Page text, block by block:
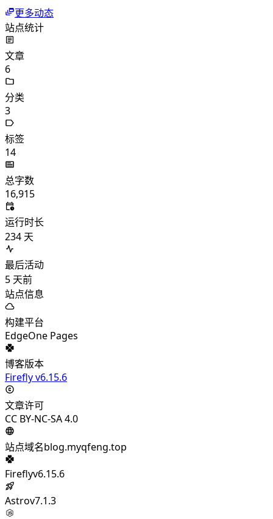
更多动态
站点统计
文章
6
分类
3
标签
14
总字数
16,915
运行时长
234 天
最后活动
5 天前
站点信息
构建平台
EdgeOne Pages
博客版本
Firefly v6.15.6
文章许可
CC BY-NC-SA 4.0
站点域名blog.myqfeng.top
Fireflyv6.15.6
Astrov7.1.3